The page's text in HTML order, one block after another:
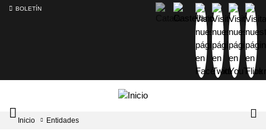
BOLETÍN
Intercambiador
del
Inicio Entidades